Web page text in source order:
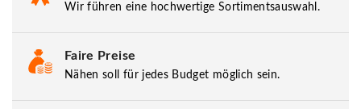
Wir führen eine hochwertige Sortimentsauswahl.
Faire Preise
Nähen soll für jedes Budget möglich sein.